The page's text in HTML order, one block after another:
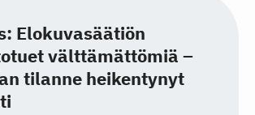
Elokuvasäätiön
välttämättömiä –
tilanne heikentynyt